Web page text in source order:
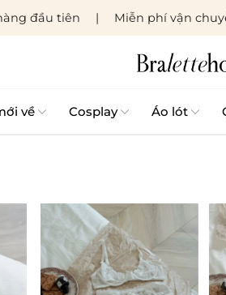
đầu tiên Miễn phí vận
về Cosplay Áo lót